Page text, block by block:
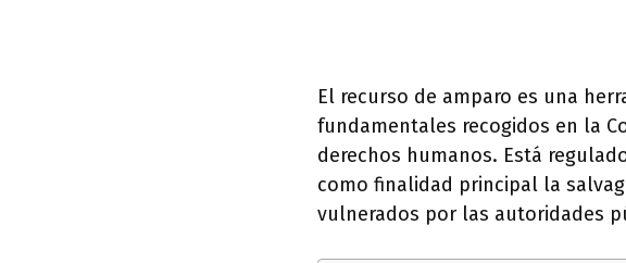
El recurso de amparo es una
fundamentales recogidos en la
derechos humanos. Está
como finalidad principal la
vulnerados por las autoridades